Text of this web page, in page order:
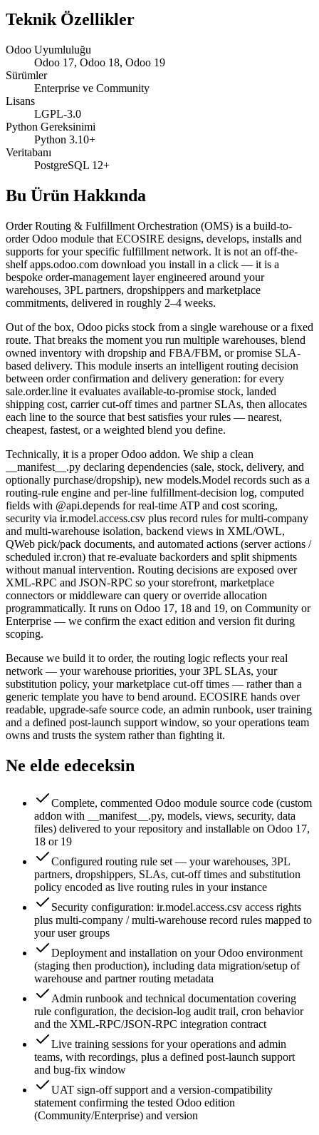
Teknik Özellikler
Odoo Uyumluluğu
Odoo 17, Odoo 18, Odoo 19
Sürümler
Enterprise ve Community
Lisans
LGPL-3.0
Python Gereksinimi
Python 3.10+
Veritabanı
PostgreSQL 12+
Bu Ürün Hakkında
Order Routing & Fulfillment Orchestration (OMS) is a build-to-
order Odoo module that ECOSIRE designs, develops, installs and
supports for your specific fulfillment network. It is not an off-the-
shelf apps.odoo.com download you install in a click — it is a
bespoke order-management layer engineered around your
warehouses, 3PL partners, dropshippers and marketplace
commitments, delivered in roughly 2–4 weeks.
Out of the box, Odoo picks stock from a single warehouse or a fixed
route. That breaks the moment you run multiple warehouses, blend
owned inventory with dropship and FBA/FBM, or promise SLA-
based delivery. This module inserts an intelligent routing decision
between order confirmation and delivery generation: for every
sale.order.line it evaluates available-to-promise stock, landed
shipping cost, carrier cut-off times and partner SLAs, then allocates
each line to the source that best satisfies your rules — nearest,
cheapest, fastest, or a weighted blend you define.
Technically, it is a proper Odoo addon. We ship a clean
__manifest__.py declaring dependencies (sale, stock, delivery, and
optionally purchase/dropship), new models.Model records such as a
routing-rule engine and per-line fulfillment-decision log, computed
fields with @api.depends for real-time ATP and cost scoring,
security via ir.model.access.csv plus record rules for multi-company
and multi-warehouse isolation, backend views in XML/OWL,
QWeb pick/pack documents, and automated actions (server actions /
scheduled ir.cron) that re-evaluate backorders and split shipments
without manual intervention. Routing decisions are exposed over
XML-RPC and JSON-RPC so your storefront, marketplace
connectors or middleware can query or override allocation
programmatically. It runs on Odoo 17, 18 and 19, on Community or
Enterprise — we confirm the exact edition and version fit during
scoping.
Because we build it to order, the routing logic reflects your real
network — your warehouse priorities, your 3PL SLAs, your
substitution policy, your marketplace cut-off times — rather than a
generic template you have to bend around. ECOSIRE hands over
readable, upgrade-safe source code, an admin runbook, user training
and a defined post-launch support window, so your operations team
owns and trusts the system rather than fighting it.
Ne elde edeceksin
Complete, commented Odoo module source code (custom
addon with __manifest__.py, models, views, security, data
files) delivered to your repository and installable on Odoo 17,
18 or 19
Configured routing rule set — your warehouses, 3PL
partners, dropshippers, SLAs, cut-off times and substitution
policy encoded as live routing rules in your instance
Security configuration: ir.model.access.csv access rights
plus multi-company / multi-warehouse record rules mapped to
your user groups
Deployment and installation on your Odoo environment
(staging then production), including data migration/setup of
warehouse and partner routing metadata
Admin runbook and technical documentation covering
rule configuration, the decision-log audit trail, cron behavior
and the XML-RPC/JSON-RPC integration contract
Live training sessions for your operations and admin
teams, with recordings, plus a defined post-launch support
and bug-fix window
UAT sign-off support and a version-compatibility
statement confirming the tested Odoo edition
(Community/Enterprise) and version